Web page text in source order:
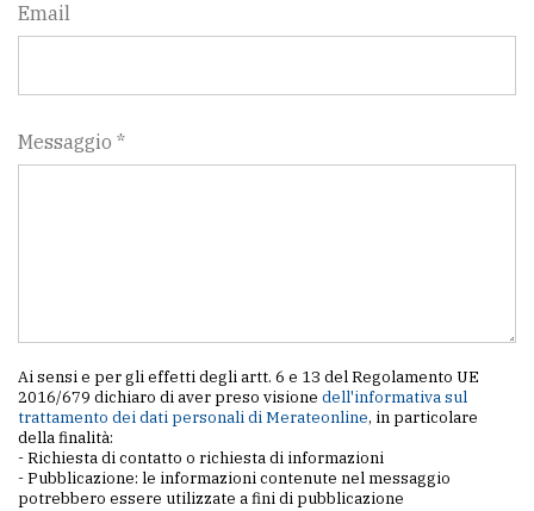
policy
Email
Messaggio *
Ai sensi e per gli effetti degli artt. 6 e 13 del Regolamento UE
2016/679 dichiaro di aver preso visione dell'informativa sul
trattamento dei dati personali di Merateonline, in particolare
della finalità:
- Richiesta di contatto o richiesta di informazioni
- Pubblicazione: le informazioni contenute nel messaggio
potrebbero essere utilizzate a fini di pubblicazione